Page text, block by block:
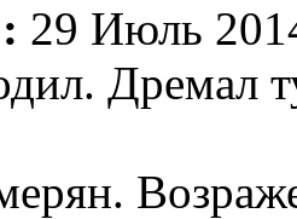
29 Июль
Дремал